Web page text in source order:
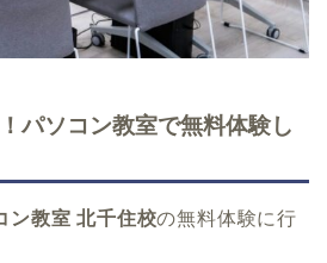
パソコン教室で無料体験し
ン教室 北千住校の無料体験に行